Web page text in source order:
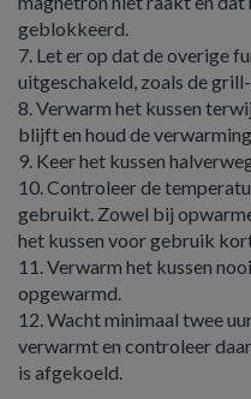
geblokkeerd.
7. Let er op dat de overige
uitgeschakeld, zoals de
8. Verwarm het kussen
blijft en houd de
9. Keer het kussen
10. Controleer de
gebruikt. Zowel bij
het kussen voor gebruik
11. Verwarm het kussen
opgewarmd.
12. Wacht minimaal twee
verwarmt en controleer
is afgekoeld.